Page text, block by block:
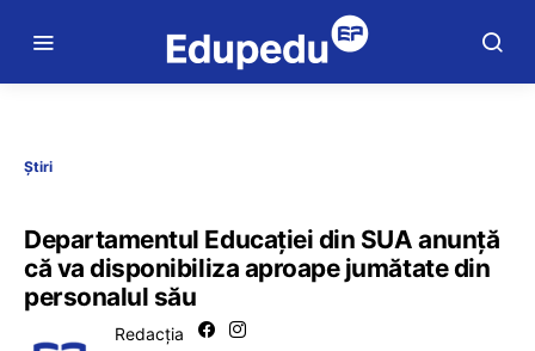
Știri
Departamentul Educaţiei din SUA anunţă
că va disponibiliza aproape jumătate din
personalul său
Redacția